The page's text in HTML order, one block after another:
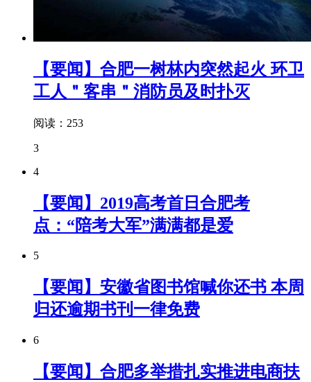
【要闻】合肥一树林内突然起火 环卫
工人＂客串＂消防员及时扑灭
阅读：253
3
4
【要闻】2019高考首日合肥考
点：“陪考大军”满满都是爱
5
【要闻】安徽省图书馆喊你还书 本周
归还逾期书刊一律免费
6
【要闻】合肥多举措扎实推进电商扶